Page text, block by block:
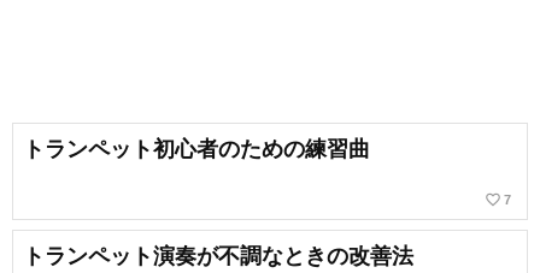
トランペット初心者のための練習曲
favorite_border 7
トランペット演奏が不調なときの改善法